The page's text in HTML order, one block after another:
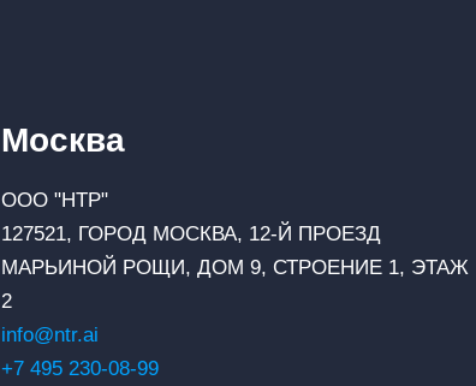
Москва
ООО "НТР"
127521, ГОРОД МОСКВА, 12-Й ПРОЕЗД
МАРЬИНОЙ РОЩИ, ДОМ 9, СТРОЕНИЕ 1, ЭТАЖ
2
info@ntr.ai
+7 495 230-08-99